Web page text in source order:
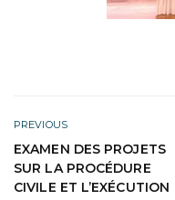
PREVIOUS
EXAMEN DES PROJETS
SUR LA PROCÉDURE
CIVILE ET L’EXÉCUTION